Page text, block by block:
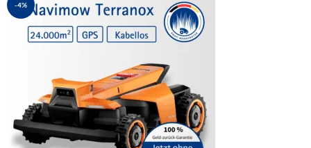
-4%